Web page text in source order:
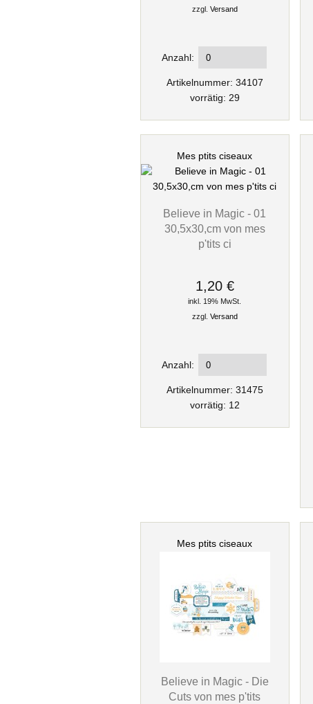
zzgl. Versand
Anzahl:
Artikelnummer: 34107
vorrätig: 29
Mes ptits ciseaux
Believe in Magic - 01
30,5x30,cm von mes
p'tits ci
1,20 €
inkl. 19% MwSt.
zzgl. Versand
Anzahl:
Artikelnummer: 31475
vorrätig: 12
Mes ptits ciseaux
Believe in Magic - Die
Cuts von mes p'tits